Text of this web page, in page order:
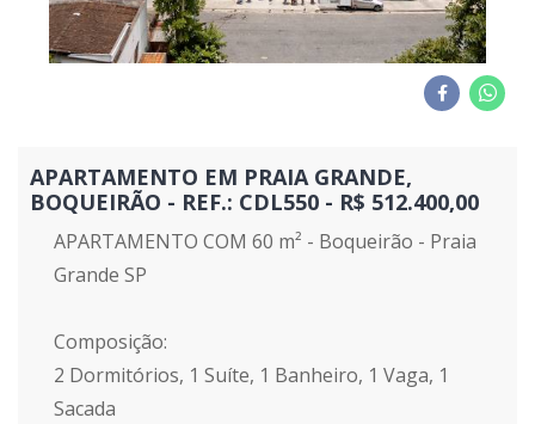
APARTAMENTO EM PRAIA GRANDE,
BOQUEIRÃO - REF.: CDL550 - R$ 512.400,00
APARTAMENTO COM 60 m² - Boqueirão - Praia
Grande SP
Composição:
2 Dormitórios, 1 Suíte, 1 Banheiro, 1 Vaga, 1
Sacada